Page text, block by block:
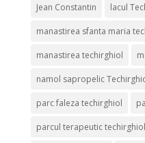
Jean Constantin lacul
manastirea sfanta maria
manastirea techirghiol
namol sapropelic
parc faleza techirghiol
parcul terapeutic techirghiol